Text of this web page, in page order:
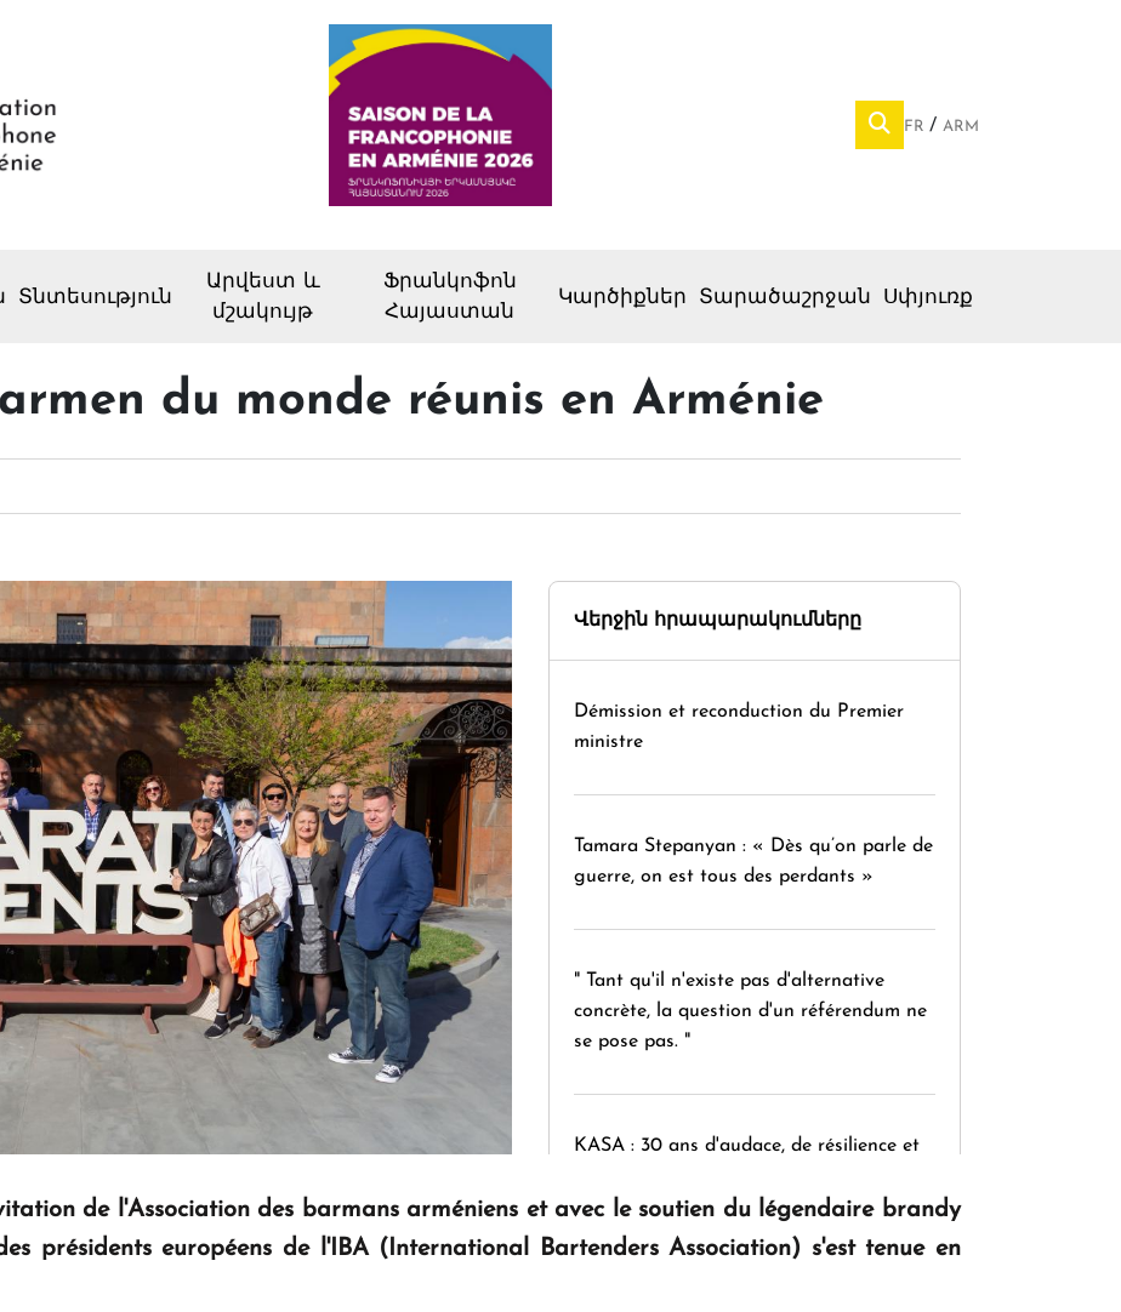
FR ARM
Տնտեսություն
Արվեստ և
մշակույթ
Ֆրանկոֆոն
Հայաստան
Կարծիքներ Տարածաշրջան Սփյուռք
du monde réunis en Arménie
Վերջին հրապարակումները
Démission et reconduction du Premier
ministre
Tamara Stepanyan : « Dès qu’on parle de
guerre, on est tous des perdants »
" Tant qu'il n'existe pas d'alternative
concrète, la question d'un référendum ne
se pose pas. "
KASA : 30 ans d'audace, de résilience et
de l'Association des barmans arméniens et avec le soutien du légendaire brandy
présidents européens de l'IBA (International Bartenders Association) s'est tenue en